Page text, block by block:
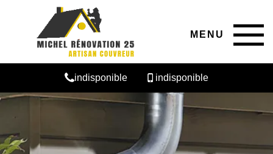
MENU
indisponible indisponible